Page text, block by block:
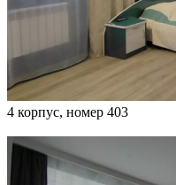
4 корпус, номер 403